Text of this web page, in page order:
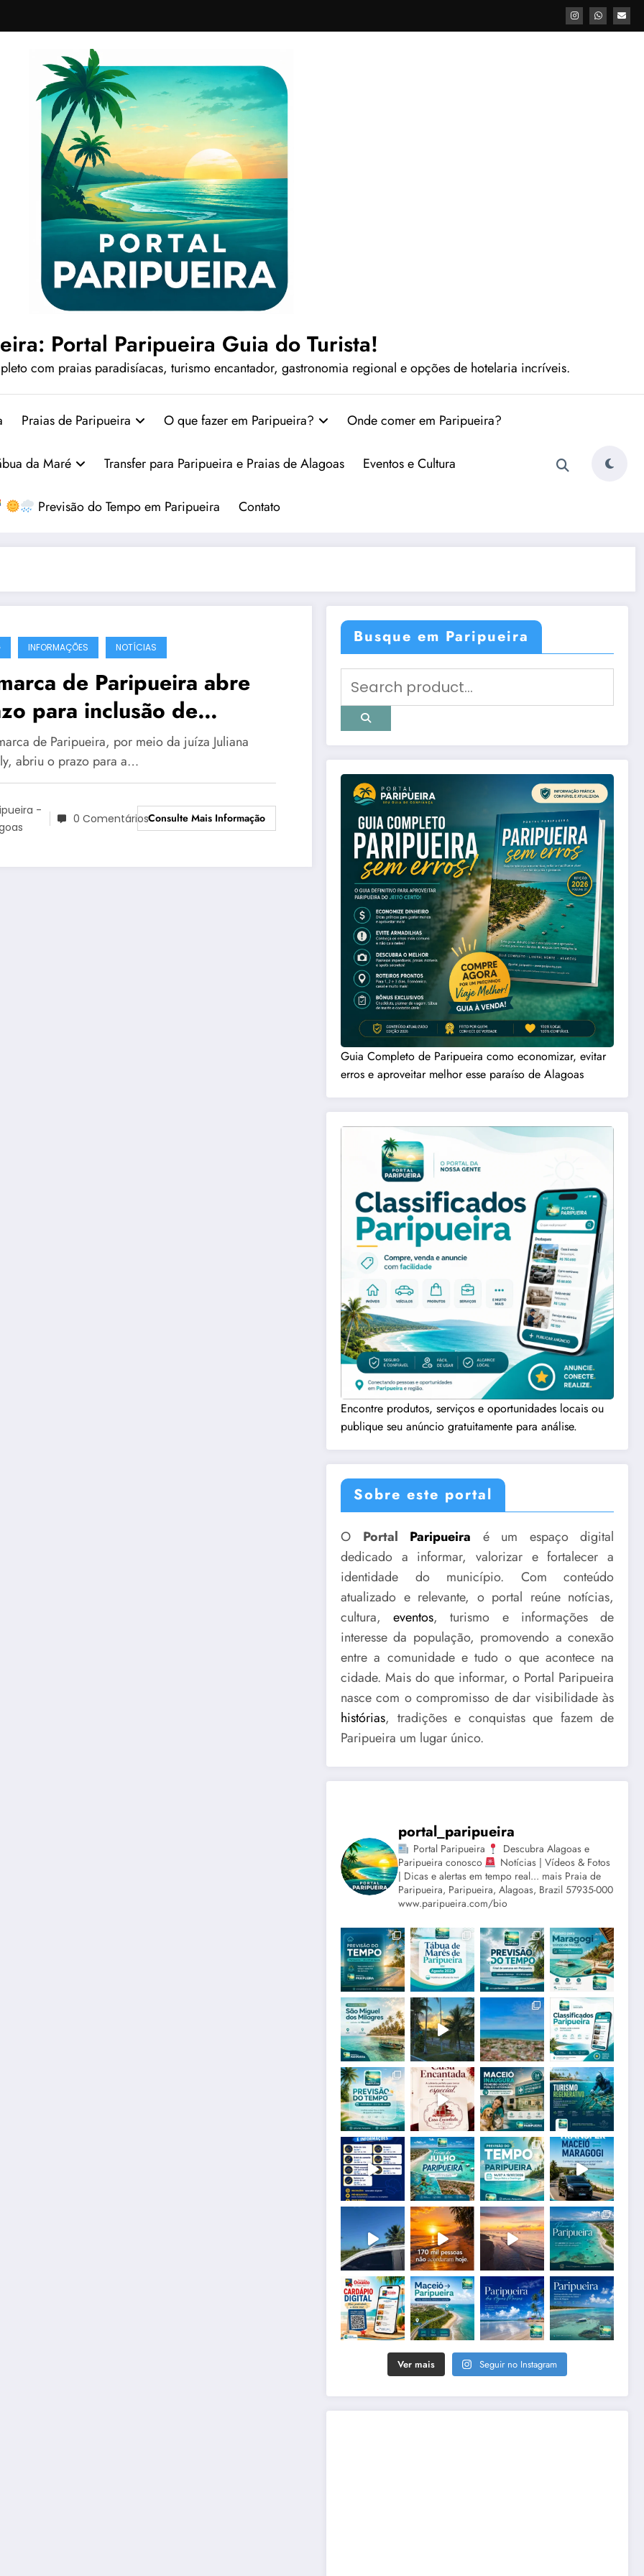
Portal Paripueira Guia do Turista!
com praias paradisíacas, turismo encantador, gastronomia regional e opções de hotelaria incríveis.
Praias de Paripueira O que fazer em Paripueira? Onde comer em Paripueira?
da Maré Transfer para Paripueira e Praias de Alagoas Eventos e Cultura
Previsão do Tempo em Paripueira Contato
INFORMAÇÕES NOTÍCIAS
de Paripueira abre
para inclusão de
na Semana Nacional
de Paripueira, por meio da juíza Juliana
abriu o prazo para a…
-
0 ComentáriosConsulte Mais Informação
Busque em Paripueira
Guia Completo de Paripueira como economizar, evitar
erros e aproveitar melhor esse paraíso de Alagoas
Encontre produtos, serviços e oportunidades locais ou
publique seu anúncio gratuitamente para análise.
Sobre este portal
O Portal Paripueira é um espaço digital
dedicado a informar, valorizar e fortalecer a
identidade do município. Com conteúdo
atualizado e relevante, o portal reúne notícias,
cultura,eventos, turismo e informações de
interesse da população, promovendo a conexão
entre a comunidade e tudo o que acontece na
cidade. Mais do que informar, o Portal Paripueira
nasce com o compromisso de dar visibilidade às
histórias, tradições e conquistas que fazem de
Paripueira um lugar único.
portal_paripueira
Portal Paripueira
Descubra Alagoas e
Paripueira conosco
Notícias | Vídeos & Fotos
| Dicas e alertas em tempo real... mais Praia de
Paripueira, Paripueira, Alagoas, Brazil 57935-000
www.paripueira.com/bio
Ver mais Seguir no Instagram